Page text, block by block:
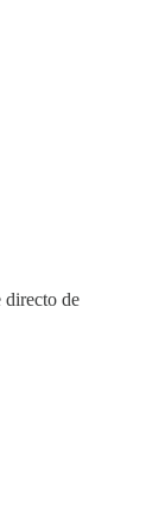
directo de